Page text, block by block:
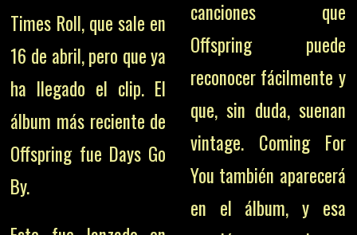
Times Roll, que sale en
16 de abril, pero que ya
ha llegado el clip. El
álbum más reciente de
Offspring fue Days Go
By.
canciones que
Offspring puede
reconocer fácilmente y
que, sin duda, suenan
vintage. Coming For
You también aparecerá
en el álbum, y esa